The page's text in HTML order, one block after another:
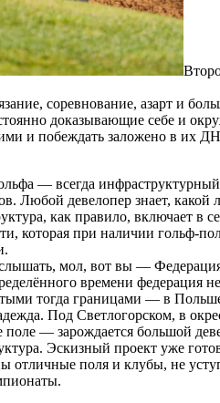
соревнование, азарт и
доказывающие себе и
и побеждать заложено в их
— всегда
Любой девелопер знает,
как правило, включает в
которая при наличии гольф-
мол, вот вы —
времени
тогда границами — в
Под Светлогорском, в
поле — зарождается большой
Эскизный проект уже
отличные поля и клубы, не